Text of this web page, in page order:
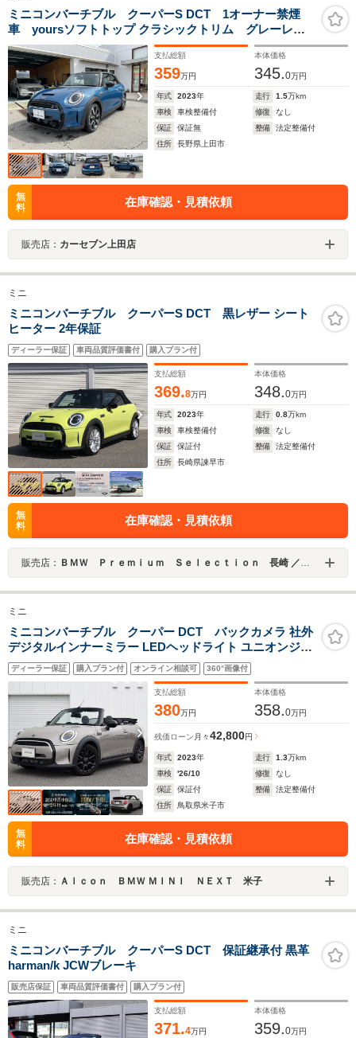
ミニコンバーチブル クーパーS DCT 1オーナー禁煙
車 yoursソフトトップ クラシックトリム グレーレザ
ー シートヒーター インテリジェントセーフティ Bカ
メラ applecarplay LED 前後センサー ETC スマート
キー ヘッドアップディスプレイ
支払総額
359万円
本体価格
345.0万円
年式 2023年 走行 1.5万km
車検
車検整備付 修復
なし
保証
保証無 整備
法定整備付
住所
長野県上田市
無
料
在庫確認・見積依頼
販売店： カーセブン上田店
ミニ
ミニコンバーチブル クーパーS DCT 黒レザー シート
ヒーター 2年保証
ディーラー保証 車両品質評価書付 購入プラン付
支払総額
369.8万円
本体価格
348.0万円
年式 2023年 走行 0.8万km
車検
車検整備付 修復
なし
保証
保証付 整備
法定整備付
住所
長崎県諫早市
無
料
在庫確認・見積依頼
販売店： ＢＭＷ Ｐｒｅｍｉｕｍ Ｓｅｌｅｃｔｉｏｎ 長崎 ／ＭＩＮＩ ＮＥＸＴ 長崎／（株）ＭＡＴＳＵＦＵＪＩ
ミニ
ミニコンバーチブル クーパー DCT バックカメラ 社外
デジタルインナーミラー LEDヘッドライト ユニオンジャ
ックテール ETC コンフォートアクセス シートヒーター
ウィンドスクリーン アクティブクルーズコントロール 液
晶メーター パークアシスト
ディーラー保証 購入プラン付 オンライン相談可 360°画像付
支払総額
380万円
本体価格
358.0万円
残価ローン 月々42,800円
年式 2023年 走行 1.3万km
車検
'26/10 修復
なし
保証
保証付 整備
法定整備付
住所
鳥取県米子市
無
料
在庫確認・見積依頼
販売店： Ａｌｃｏｎ ＢＭＷ ＭＩＮＩ ＮＥＸＴ 米子
ミニ
ミニコンバーチブル クーパーS DCT 保証継承付 黒革
harman/k JCWブレーキ
販売店保証 車両品質評価書付 購入プラン付
支払総額
371.4万円
本体価格
359.0万円